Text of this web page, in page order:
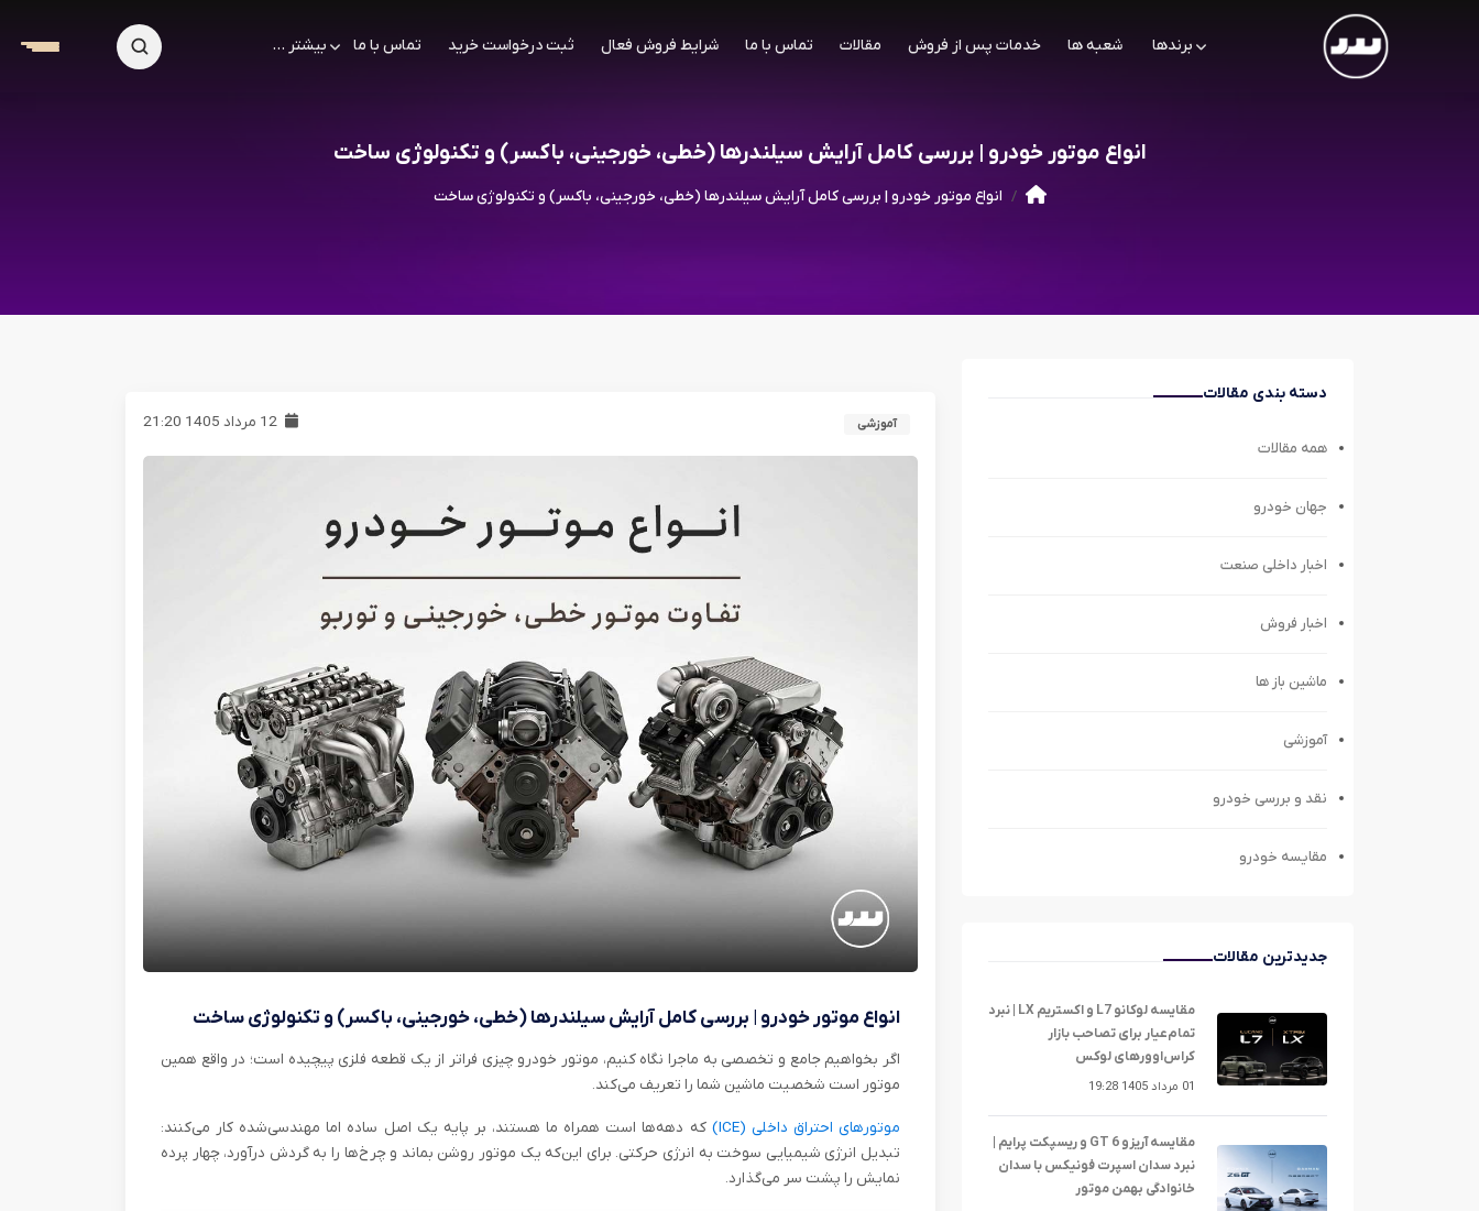
برندها شعبه ها خدمات پس از فروش مقالات تماس با ما شرایط فروش فعال ثبت درخواست خرید تماس با ما بیشتر ...
انواع موتور خودرو | بررسی کامل آرایش سیلندرها (خطی، خورجینی، باکسر) و تکنولوژی ساخت
انواع موتور خودرو | بررسی کامل آرایش سیلندرها (خطی، خورجینی، باکسر) و تکنولوژی ساخت
دسته بندی مقالات
همه مقالات
جهان خودرو
اخبار داخلی صنعت
اخبار فروش
ماشین باز ها
آموزشی
نقد و بررسی خودرو
مقایسه خودرو
جدیدترین مقالات
مقایسه لوکانو L7 و اکستریم LX | نبرد
تمام‌عیار برای تصاحب بازار
کراس‌اوورهای لوکس
01 مرداد 1405 19:28
مقایسه آریزو 6 GT و ریسپکت پرایم |
نبرد سدان اسپرت فونیکس با سدان
خانوادگی بهمن موتور
آموزشی
انواع موتور خودرو | بررسی کامل آرایش سیلندرها (خطی، خورجینی، باکسر) و تکنولوژی ساخت
اگر بخواهیم جامع و تخصصی به ماجرا نگاه کنیم، موتور خودرو چیزی فراتر از یک قطعه فلزی پیچیده است؛ در واقع همین
موتور است شخصیت ماشین شما را تعریف می‌کند.
موتورهای احتراق داخلی (ICE)
که دهه‌ها است همراه ما هستند، بر پایه یک اصل ساده اما مهندسی‌شده کار می‌کنند:
تبدیل انرژی شیمیایی سوخت به انرژی حرکتی. برای این‌که یک موتور روشن بماند و چرخ‌ها را به گردش درآورد، چهار پرده
نمایش را پشت سر می‌گذارد.